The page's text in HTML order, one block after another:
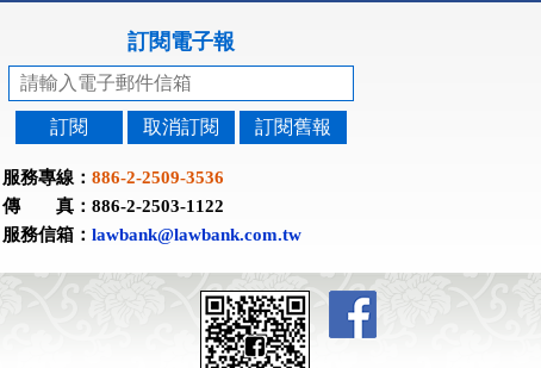
訂閱電子報
訂閱 取消訂閱 訂閱舊報
服務專線： 886-2-2509-3536
傳 真：886-2-2503-1122
服務信箱： lawbank@lawbank.com.tw